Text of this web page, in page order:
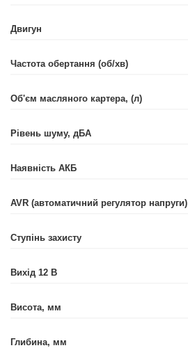
Двигун
Частота обертання (об/хв)
Об'єм масляного картера, (л)
Рівень шуму, дБА
Наявність АКБ
AVR (автоматичний регулятор напруги)
Ступінь захисту
Вихід 12 В
Висота, мм
Глибина, мм